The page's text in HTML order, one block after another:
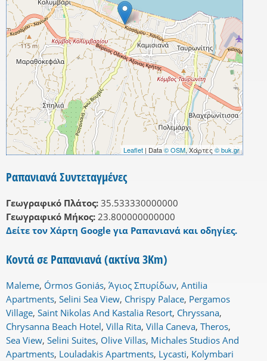
Leaflet | Data© OSM, Χάρτες© buk.gr
Ραπανιανά Συντεταγμένες
Γεωγραφικό Πλάτος: 35.533330000000
Γεωγραφικό Μήκος: 23.800000000000
Δείτε τον Χάρτη Google για Ραπανιανά και οδηγίες.
Κοντά σε Ραπανιανά (ακτίνα 3Km)
Maleme, Órmos Goniás, Άγιος Σπυρίδων, Antilia
Apartments, Selini Sea View, Chrispy Palace, Pergamos
Village, Saint Nikolas And Kastalia Resort, Chryssana,
Chrysanna Beach Hotel, Villa Rita, Villa Caneva, Theros,
Sea View, Selini Suites, Olive Villas, Michales Studios And
Apartments, Louladakis Apartments, Lycasti, Kolymbari